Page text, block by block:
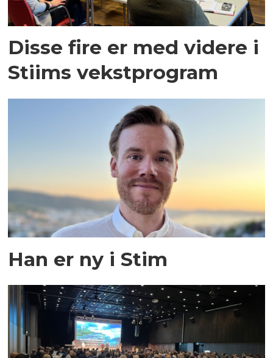
Disse fire er med videre i
Stiims vekstprogram
Han er ny i Stim